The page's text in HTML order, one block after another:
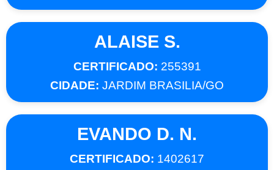
ALAISE S.
CERTIFICADO: 255391
CIDADE: JARDIM BRASILIA/GO
EVANDO D. N.
CERTIFICADO: 1402617